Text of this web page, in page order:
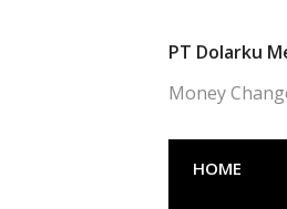
PT Dolarku
Money
HOME